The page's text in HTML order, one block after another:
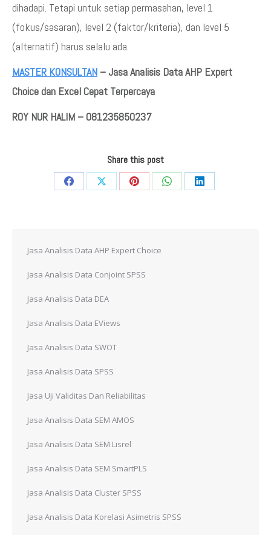
dihadapi. Tetapi untuk setiap permasahan, level 1
(fokus/sasaran), level 2 (faktor/kriteria), dan level 5
(alternatif) harus selalu ada.
MASTER KONSULTAN – Jasa Analisis Data AHP Expert
Choice dan Excel Cepat Terpercaya
ROY NUR HALIM – 081235850237
Share this post
Share
Share
Share
Share
Share
Jasa Analisis Data AHP Expert Choice
Jasa Analisis Data Conjoint SPSS
Jasa Analisis Data DEA
Jasa Analisis Data EViews
Jasa Analisis Data SWOT
Jasa Analisis Data SPSS
Jasa Uji Validitas Dan Reliabilitas
Jasa Analisis Data SEM AMOS
Jasa Analisis Data SEM Lisrel
Jasa Analisis Data SEM SmartPLS
Jasa Analisis Data Cluster SPSS
Jasa Analisis Data Korelasi Asimetris SPSS